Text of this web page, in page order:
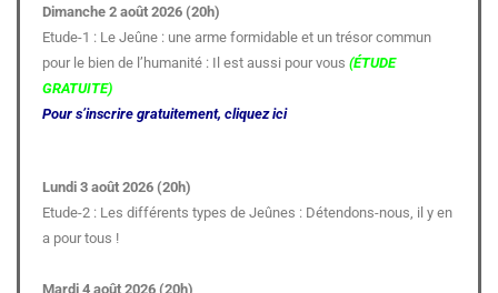
Dimanche 2 août 2026 (20h)
Etude-1 : Le Jeûne : une arme formidable et un trésor commun
pour le bien de l’humanité : Il est aussi pour vous (ÉTUDE
GRATUITE)
Pour s’inscrire gratuitement, cliquez ici
Lundi 3 août 2026 (20h)
Etude-2 : Les différents types de Jeûnes : Détendons-nous, il y en
a pour tous !
Mardi 4 août 2026 (20h)